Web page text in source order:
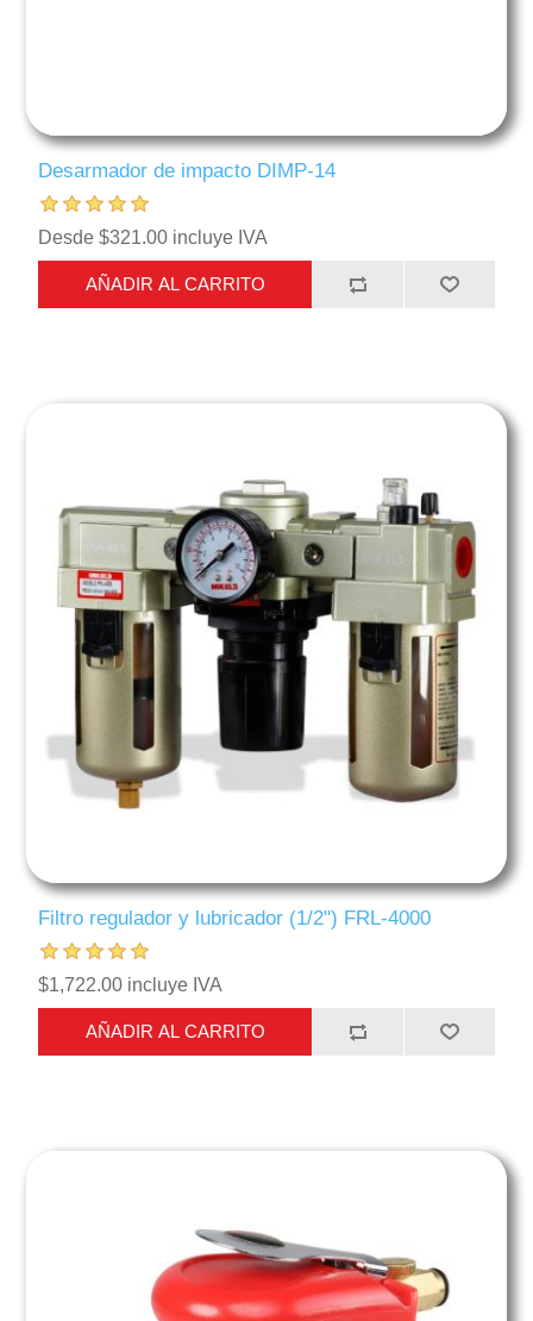
Desarmador de impacto DIMP-14
Desde $321.00 incluye IVA
AÑADIR AL CARRITO
Filtro regulador y lubricador (1/2") FRL-4000
$1,722.00 incluye IVA
AÑADIR AL CARRITO